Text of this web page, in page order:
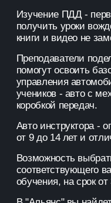
Изучение ПДД -
получить уроки
книги и видео не
Преподаватели
помогут освоить
управления
учеников - авто с
коробкой передач.
Авто инструктора -
от 9 до 14 лет и
Возможность
соответствующего
обучения, на срок